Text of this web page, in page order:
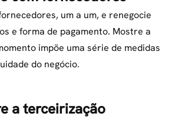
um a um, e renegocie
e forma de pagamento. Mostre a
impõe uma série de medidas
do negócio.
a terceirização